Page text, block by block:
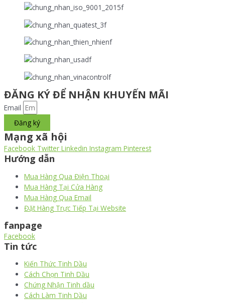
ĐĂNG KÝ ĐỂ NHẬN KHUYẾN MÃI
Email
Đăng ký
Mạng xã hội
Facebook Twitter Linkedin Instagram Pinterest
Hướng dẫn
Mua Hàng Qua Điện Thoại
Mua Hàng Tại Cửa Hàng
Mua Hàng Qua Email
Đặt Hàng Trực Tiếp Tại Website
fanpage
Facebook
Tin tức
Kiến Thức Tinh Dầu
Cách Chọn Tinh Dầu
Chứng Nhận Tinh dầu
Cách Làm Tinh Dầu